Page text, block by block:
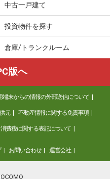
中古一戸建て
投資物件を探す
倉庫/トランクルーム
版へ
端末からの情報の外部送信について
元 不動産情報に関する免責事項
消費税に関する表記について
お問い合わせ 運営会社